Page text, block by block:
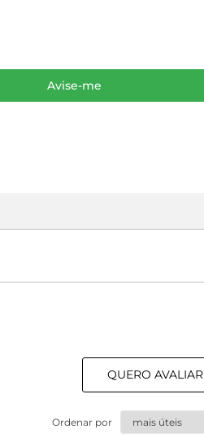
Avise-me
QUERO AVALIAR
Ordenar por